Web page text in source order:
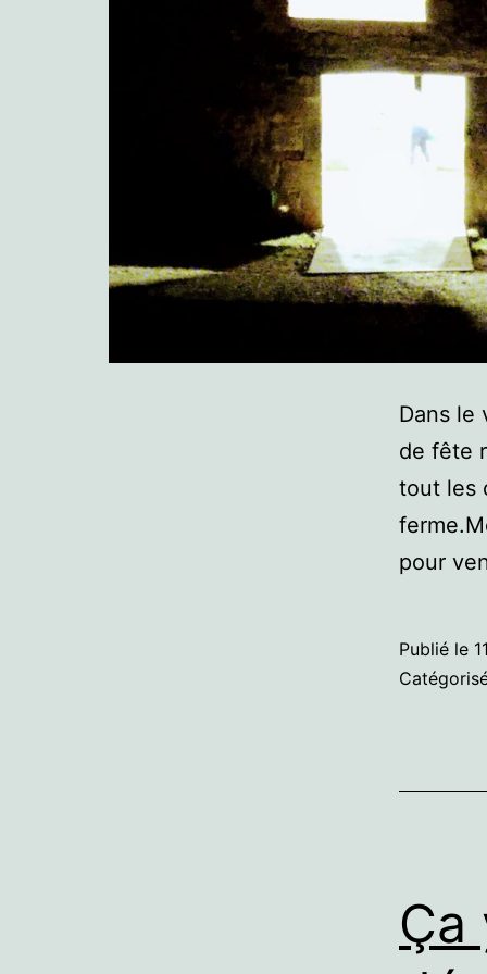
Dans le
de fête
tout les
pour
Publié le
Ça